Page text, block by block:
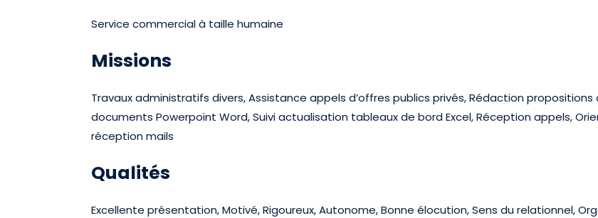
Service commercial à taille humaine
Missions
Travaux administratifs divers, Assistance appels d’offres publics privés, Rédaction
documents Powerpoint Word, Suivi actualisation tableaux de bord Excel, Réception appels,
réception mails
Qualités
Excellente présentation, Motivé, Rigoureux, Autonome, Bonne élocution, Sens du relationnel,